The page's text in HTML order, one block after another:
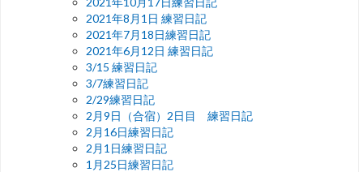
2021年8月1日 練習日記
2021年7月18日練習日記
2021年6月12日 練習日記
3/15 練習日記
3/7練習日記
2/29練習日記
2月9日（合宿）2日目 練習日記
2月16日練習日記
2月1日練習日記
1月25日練習日記